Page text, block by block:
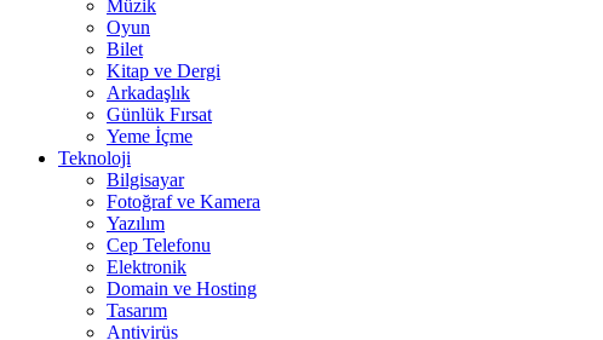
Müzik
Oyun
Bilet
Kitap ve Dergi
Arkadaşlık
Günlük Fırsat
Yeme İçme
Teknoloji
Bilgisayar
Fotoğraf ve Kamera
Yazılım
Cep Telefonu
Elektronik
Domain ve Hosting
Tasarım
Antivirüs